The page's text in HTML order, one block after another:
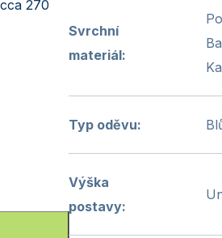
270
Svrchní
materiál:
Typ oděvu:
Výška
postavy: